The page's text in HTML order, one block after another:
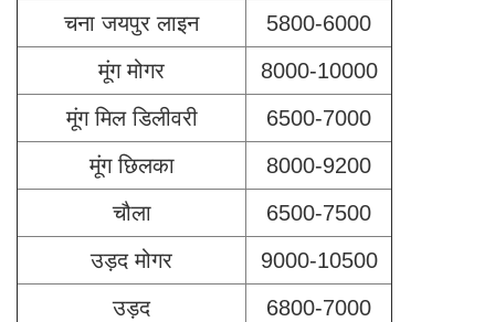
चना जयपुर लाइन
5800-6000
मूंग मोगर
8000-10000
मूंग मिल डिलीवरी
6500-7000
मूंग छिलका
8000-9200
चौला
6500-7500
उड़द मोगर
9000-10500
उड़द
6800-7000